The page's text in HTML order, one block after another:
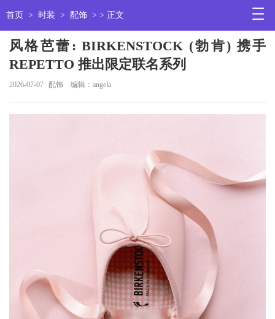
首页 > 时装 > 配饰 > > 正文
风格芭蕾: BIRKENSTOCK (勃肯) 携手
REPETTO 推出限定联名系列
2026-07-07 配饰 编辑：angela